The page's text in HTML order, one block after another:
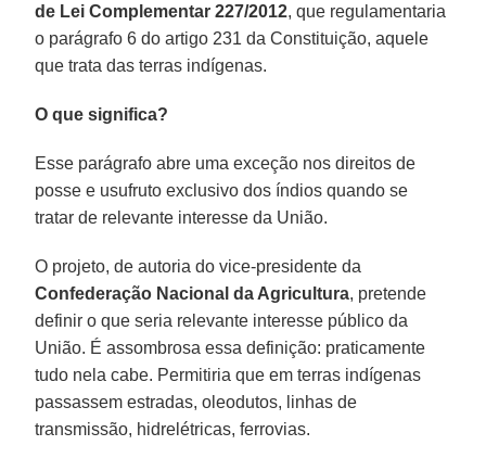
de Lei Complementar 227/2012, que regulamentaria
o parágrafo 6 do artigo 231 da Constituição, aquele
que trata das terras indígenas.
O que significa?
Esse parágrafo abre uma exceção nos direitos de
posse e usufruto exclusivo dos índios quando se
tratar de relevante interesse da União.
O projeto, de autoria do vice-presidente da
Confederação Nacional da Agricultura, pretende
definir o que seria relevante interesse público da
União. É assombrosa essa definição: praticamente
tudo nela cabe. Permitiria que em terras indígenas
passassem estradas, oleodutos, linhas de
transmissão, hidrelétricas, ferrovias.